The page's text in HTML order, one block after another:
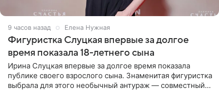
9 часов назад Елена Нужная
Фигуристка Слуцкая впервые за долгое
время показала 18-летнего сына
Ирина Слуцкая впервые за долгое время показала
публике своего взрослого сына. Знаменитая фигуристка
выбрала для этого необычный антураж — совместный